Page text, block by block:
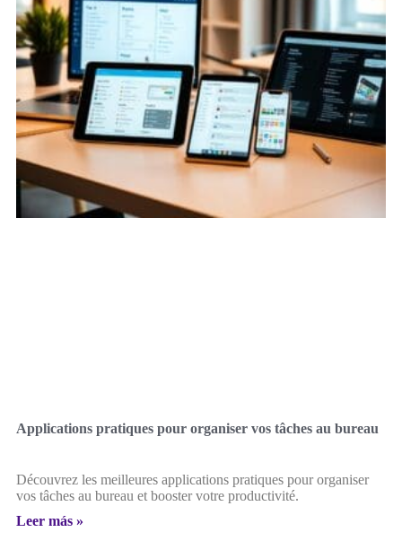
Applications pratiques pour organiser vos tâches au bureau
Découvrez les meilleures applications pratiques pour organiser
vos tâches au bureau et booster votre productivité.
Leer más »